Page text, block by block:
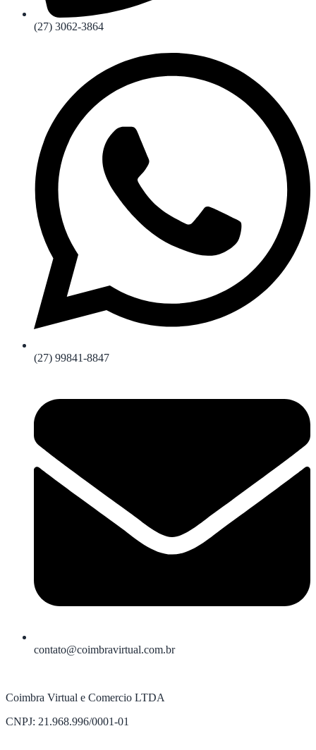
(27) 3062-3864
(27) 99841-8847
contato@coimbravirtual.com.br
Coimbra Virtual e Comercio LTDA
CNPJ: 21.968.996/0001-01